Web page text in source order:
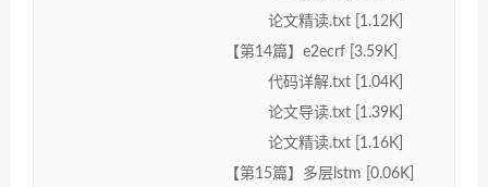
论文精读.txt [1.12K]
【第14篇】e2ecrf [3.59K]
代码详解.txt [1.04K]
论文导读.txt [1.39K]
论文精读.txt [1.16K]
【第15篇】多层lstm [0.06K]